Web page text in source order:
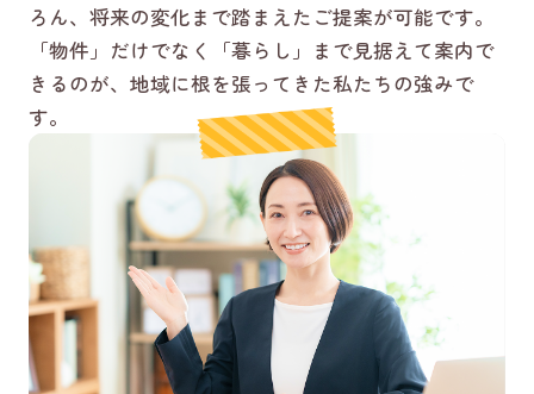
ろん、将来の変化まで踏まえたご提案が可能です。
「物件」だけでなく「暮らし」まで見据えて案内で
きるのが、地域に根を張ってきた私たちの強みで
す。